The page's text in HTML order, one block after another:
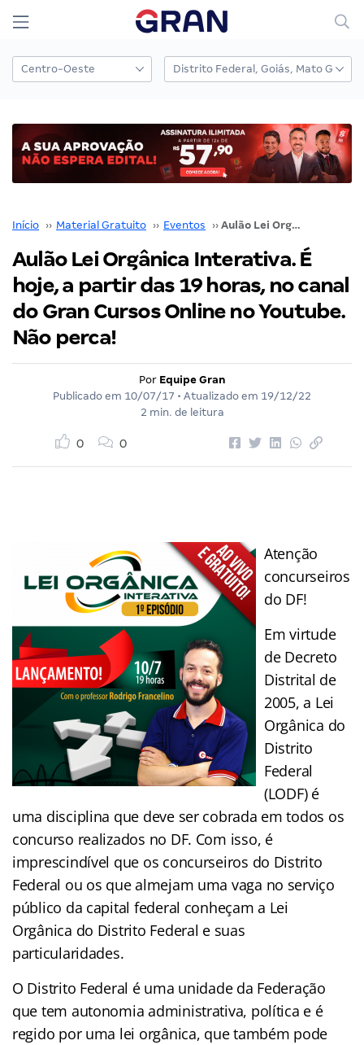
Início ›› Material Gratuito ›› Eventos ›› Aulão Lei Orgânica Interativa. É hoje, a partir das 19 horas, no canal do Gran Cursos Online no Youtube. Não perca!
Aulão Lei Orgânica Interativa. É
hoje, a partir das 19 horas, no canal
do Gran Cursos Online no Youtube.
Não perca!
Por Equipe Gran
Publicado em 10/07/17 • Atualizado em 19/12/22
2 min. de leitura
0 0
Atenção
concurseiros
do DF!
Em virtude
de Decreto
Distrital de
2005, a Lei
Orgânica do
Distrito
Federal
(LODF) é
uma disciplina que deve ser cobrada em todos os
concurso realizados no DF. Com isso, é
imprescindível que os concurseiros do Distrito
Federal ou os que almejam uma vaga no serviço
público da capital federal conheçam a Lei
Orgânica do Distrito Federal e suas
particularidades.
O Distrito Federal é uma unidade da Federação
que tem autonomia administrativa, política e é
regido por uma lei orgânica, que também pode